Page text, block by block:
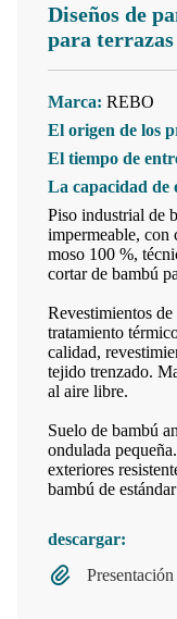
Diseños de
para
Marca: REBO
El origen de los
El tiempo de
La capacidad de
Piso industrial de
impermeable, con
moso 100 %,
cortar de bambú
Revestimientos
tratamiento
calidad,
tejido trenzado.
al aire libre.
Suelo de bambú
ondulada
exteriores
bambú de
descargar: